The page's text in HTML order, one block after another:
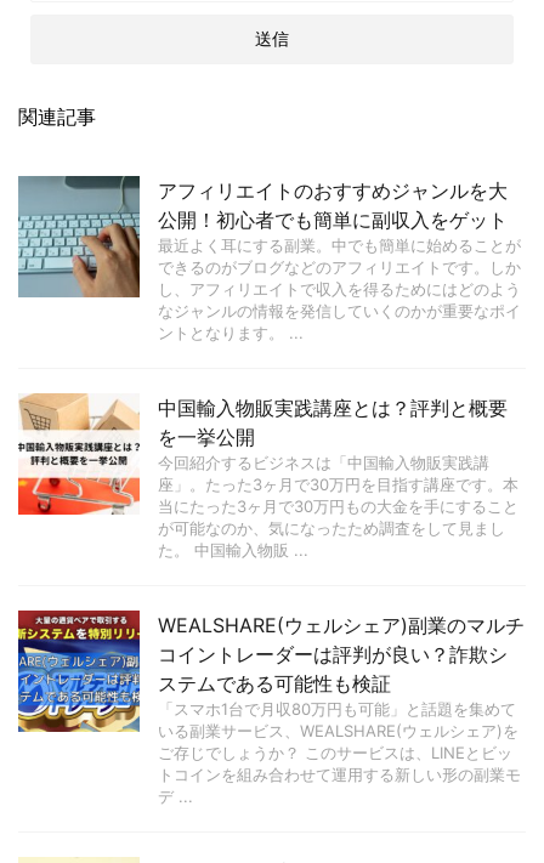
関連記事
アフィリエイトのおすすめジャンルを大
公開！初心者でも簡単に副収入をゲット
最近よく耳にする副業。中でも簡単に始めることが
できるのがブログなどのアフィリエイトです。しか
し、アフィリエイトで収入を得るためにはどのよう
なジャンルの情報を発信していくのかが重要なポイ
ントとなります。 ...
中国輸入物販実践講座とは？評判と概要
を一挙公開
今回紹介するビジネスは「中国輸入物販実践講
座」。たった3ヶ月で30万円を目指す講座です。本
当にたった3ヶ月で30万円もの大金を手にすること
が可能なのか、気になったため調査をして見まし
た。 中国輸入物販 ...
WEALSHARE(ウェルシェア)副業のマルチ
コイントレーダーは評判が良い？詐欺シ
ステムである可能性も検証
「スマホ1台で月収80万円も可能」と話題を集めて
いる副業サービス、WEALSHARE(ウェルシェア)を
ご存じでしょうか？ このサービスは、LINEとビッ
トコインを組み合わせて運用する新しい形の副業モ
デ ...